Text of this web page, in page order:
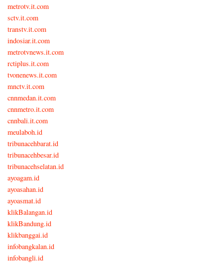
metrotv.it.com
sctv.it.com
transtv.it.com
indosiar.it.com
metrotvnews.it.com
rctiplus.it.com
tvonenews.it.com
mnctv.it.com
cnnmedan.it.com
cnnmetro.it.com
cnnbali.it.com
meulaboh.id
tribunacehbarat.id
tribunacehbesar.id
tribunacehselatan.id
ayoagam.id
ayoasahan.id
ayoasmat.id
klikBalangan.id
klikBandung.id
klikbanggai.id
infobangkalan.id
infobangli.id